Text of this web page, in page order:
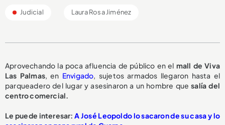
Judicial Laura Rosa Jiménez
Aprovechando la poca afluencia de público en el mall de Viva
Las Palmas, en Envigado , sujetos armados llegaron hasta el
parqueadero del lugar y asesinaron a un hombre que salía del
centro comercial.
Le puede interesar: A José Leopoldo lo sacaron de su casa y lo